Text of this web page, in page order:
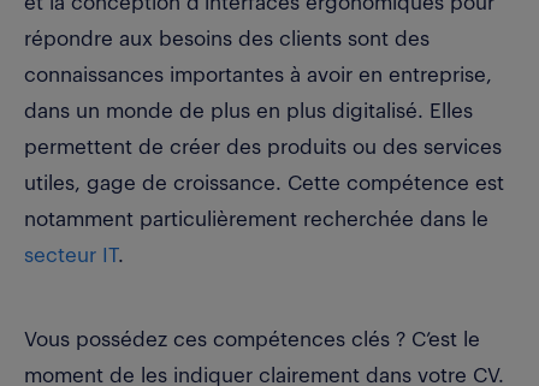
répondre aux besoins des clients sont des
connaissances importantes à avoir en entreprise,
dans un monde de plus en plus digitalisé. Elles
permettent de créer des produits ou des services
utiles, gage de croissance. Cette compétence est
notamment particulièrement recherchée dans le
secteur IT.
Vous possédez ces compétences clés ? C’est le
moment de les indiquer clairement dans votre CV.